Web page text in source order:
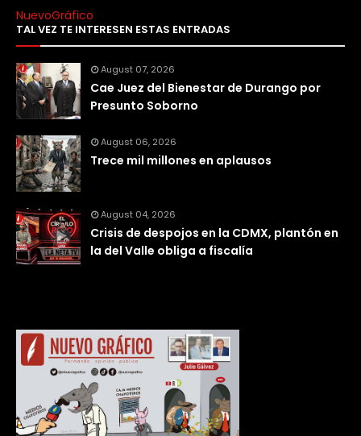
NuevoGráfico
TAL VEZ TE INTERESEN ESTAS ENTRADAS
August 07, 2026
Cae Juez del Bienestar de Durango por
Presunto Soborno
August 06, 2026
Trece mil millones en aplausos
August 04, 2026
Crisis de despojos en la CDMX, plantón en
la del Valle obliga a fiscalía